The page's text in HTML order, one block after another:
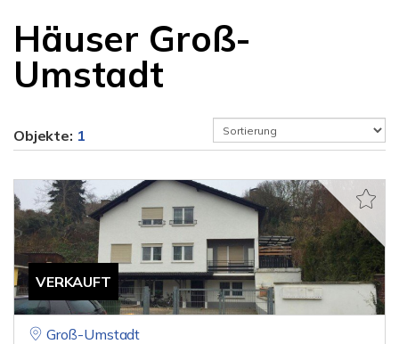
Häuser Groß-
Umstadt
Objekte: 1
VERKAUFT
Groß-Umstadt